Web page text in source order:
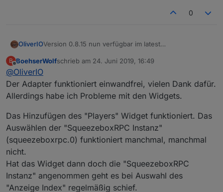
0
OliverIOVersion 0.8.15 nun verfügbar im latest
man die Synchronisation verschiedener
Umfangreiche Anpassungsmöglichkeiten der Farben
und des Layouts sind möglich.
Hier eine aktuelle Übersicht über die vorhandenen
B
Offline
BoehserWolfschrieb am 24. Juni 2019, 16:49
zuletzt editiert von
@OliverIO
Der Adapter funktioniert einwandfrei, vielen Dank dafür.
Allerdings habe ich Probleme mit den Widgets.
Das Hinzufügen des "Players" Widget funktioniert. Das
Auswählen der "SqueezeboxRPC Instanz"
(squeezeboxrpc.0) funktioniert manchmal, manchmal
nicht.
Hat das Widget dann doch die "SqueezeboxRPC
Instanz" angenommen geht es bei Auswahl des
"Anzeige Index" regelmäßig schief.